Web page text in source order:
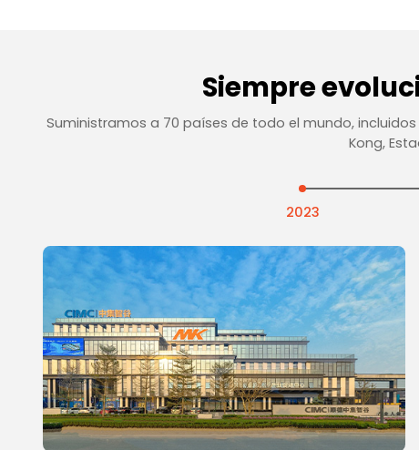
Siempre
Suministramos a 70 países de todo el mundo, incluidos
Kong,
2023